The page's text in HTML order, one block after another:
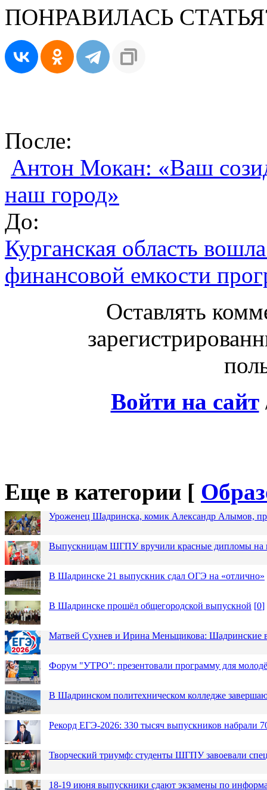
ПОНРАВИЛАСЬ
После:
Антон Мокан: «Ваш
наш город»
До:
Курганская область
финансовой емкости
Оставлять
Войти на сайт
Еще в категории [
Уроженец Шадринска, комик Александр Алымов,
Выпускницам ШГПУ вручили красные дипломы на
В Шадринске 21 выпускник сдал ОГЭ на «отлично»
В Шадринске прошёл общегородской выпускной [0]
Матвей Сухнев и Ирина Меньщикова: Шадринские
Форум "УТРО": презентовали программу для
В Шадринском политехническом колледже
Рекорд ЕГЭ-2026: 330 тысяч выпускников набрали
Творческий триумф: студенты ШГПУ завоевали
18-19 июня выпускники сдают экзамены по